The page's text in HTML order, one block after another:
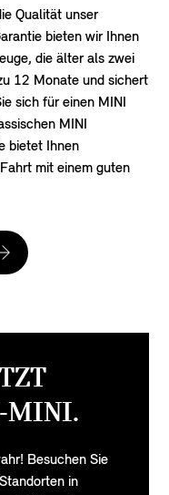
Qualität unser
bieten wir Ihnen
die älter als zwei
12 Monate und sichert
sich für einen MINI
MINI
bietet Ihnen
mit einem guten
MINI.
Besuchen Sie
in